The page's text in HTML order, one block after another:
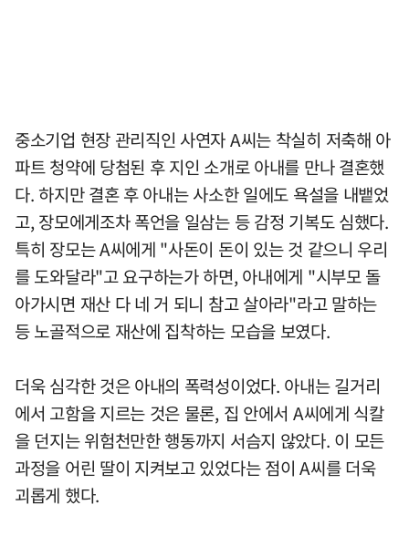
중소기업 현장 관리직인 사연자 A씨는 착실히 저축해 아
파트 청약에 당첨된 후 지인 소개로 아내를 만나 결혼했
다. 하지만 결혼 후 아내는 사소한 일에도 욕설을 내뱉었
고, 장모에게조차 폭언을 일삼는 등 감정 기복도 심했다.
특히 장모는 A씨에게 "사돈이 돈이 있는 것 같으니 우리
를 도와달라"고 요구하는가 하면, 아내에게 "시부모 돌
아가시면 재산 다 네 거 되니 참고 살아라"라고 말하는
등 노골적으로 재산에 집착하는 모습을 보였다.
더욱 심각한 것은 아내의 폭력성이었다. 아내는 길거리
에서 고함을 지르는 것은 물론, 집 안에서 A씨에게 식칼
을 던지는 위험천만한 행동까지 서슴지 않았다. 이 모든
과정을 어린 딸이 지켜보고 있었다는 점이 A씨를 더욱
괴롭게 했다.